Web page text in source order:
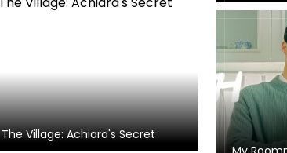
The Village: Achiara's Secret